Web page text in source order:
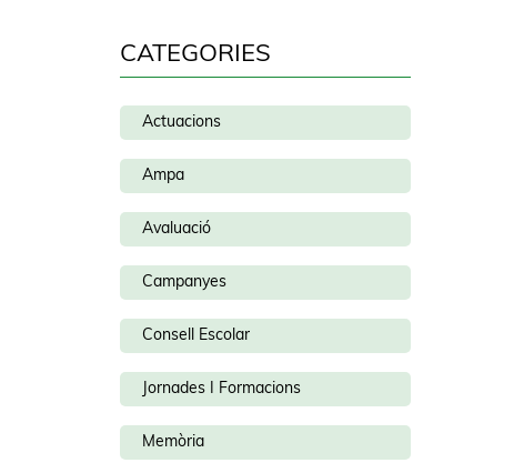
CATEGORIES
Actuacions
Ampa
Avaluació
Campanyes
Consell Escolar
Jornades I Formacions
Memòria